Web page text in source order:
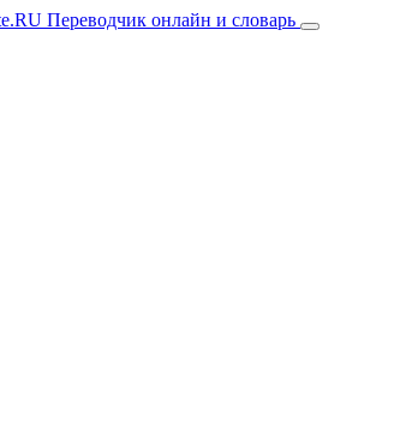
Переводчик онлайн и словарь